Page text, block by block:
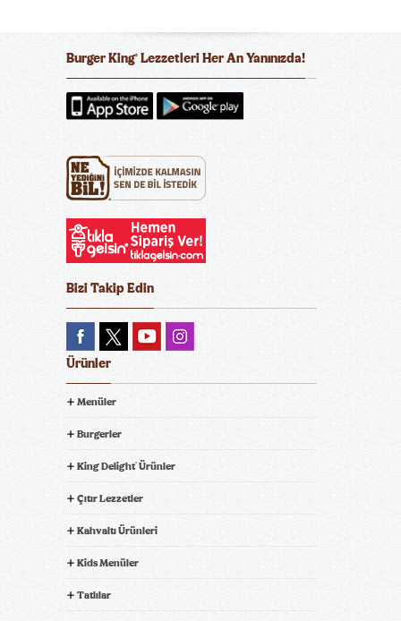
Burger King® Lezzetleri Her An Yanınızda!
Bizi Takip Edin
Ürünler
Menüler
Burgerler
King Delight®Ürünler
Çıtır Lezzetler
Kahvaltı Ürünleri
Kids Menüler
Tatlılar